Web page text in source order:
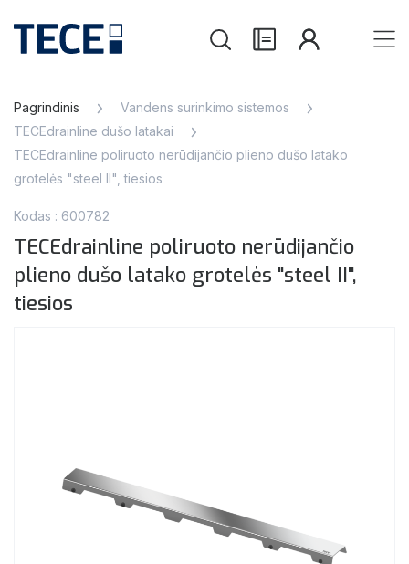
Pagrindinis
Vandens surinkimo sistemos
TECEdrainline dušo latakai
TECEdrainline poliruoto nerūdijančio plieno dušo latako
grotelės "steel II", tiesios
Kodas : 600782
TECEdrainline poliruoto nerūdijančio
plieno dušo latako grotelės "steel II",
tiesios